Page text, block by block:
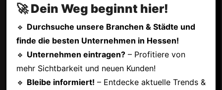
🚀 Dein Weg beginnt hier!
🔹 Durchsuche unsere Branchen & Städte und
finde die besten Unternehmen in Hessen!
🔹 Unternehmen eintragen?– Profitiere von
mehr Sichtbarkeit und neuen Kunden!
🔹 Bleibe informiert! – Entdecke aktuelle Trends &